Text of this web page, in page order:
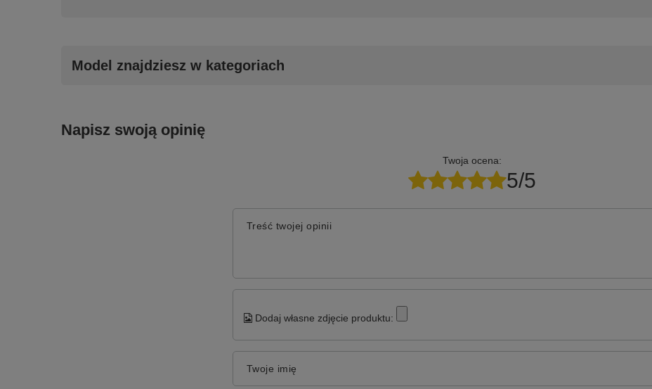
Model znajdziesz w kategoriach
Napisz swoją opinię
Twoja ocena:
5/5
Treść twojej opinii
Dodaj własne zdjęcie produktu:
Twoje imię